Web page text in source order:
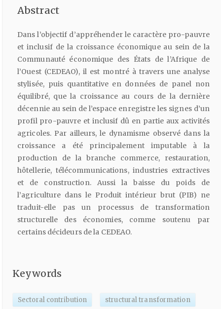
Abstract
Dans l’objectif d’appréhender le caractère pro-pauvre
et inclusif de la croissance économique au sein de la
Communauté économique des États de l’Afrique de
l’Ouest (CEDEAO), il est montré à travers une analyse
stylisée, puis quantitative en données de panel non
équilibré, que la croissance au cours de la dernière
décennie au sein de l’espace enregistre les signes d’un
profil pro-pauvre et inclusif dû en partie aux activités
agricoles. Par ailleurs, le dynamisme observé dans la
croissance a été principalement imputable à la
production de la branche commerce, restauration,
hôtellerie, télécommunications, industries extractives
et de construction. Aussi la baisse du poids de
l’agriculture dans le Produit intérieur brut (PIB) ne
traduit-elle pas un processus de transformation
structurelle des économies, comme soutenu par
certains décideurs de la CEDEAO.
Keywords
Sectoral contribution structural transformation